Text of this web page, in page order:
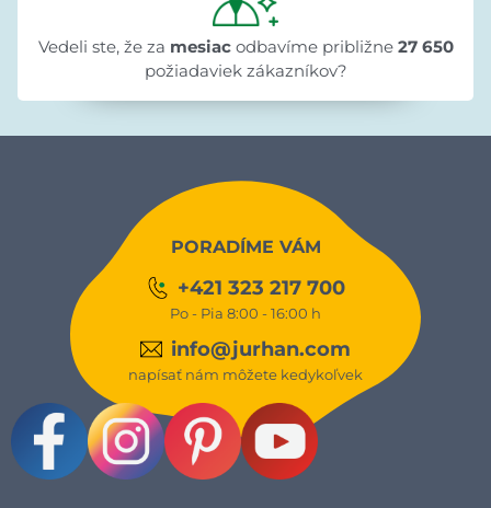
Vedeli ste, že za mesiac odbavíme približne27 650
požiadaviek zákazníkov?
PORADÍME VÁM
+421 323 217 700
Po - Pia 8:00 - 16:00 h
info@jurhan.com
napísať nám môžete kedykoľvek